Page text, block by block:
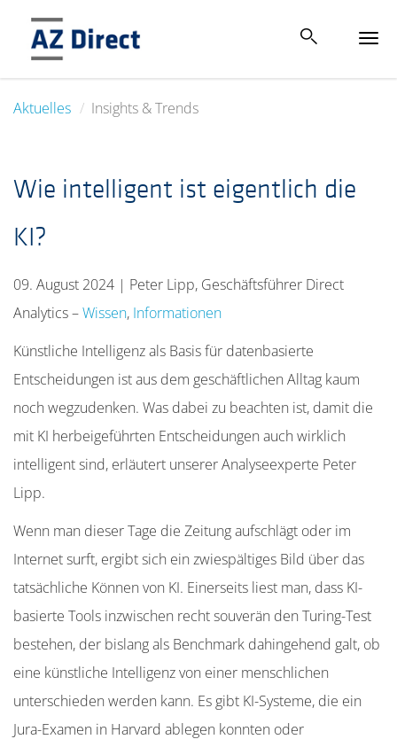
Aktuelles Insights & Trends
Wie intelligent ist eigentlich die
KI?
09. August 2024 | Peter Lipp, Geschäftsführer Direct
Analytics–Wissen, Informationen
Künstliche Intelligenz als Basis für datenbasierte
Entscheidungen ist aus dem geschäftlichen Alltag kaum
noch wegzudenken. Was dabei zu beachten ist, damit die
mit KI herbeigeführten Entscheidungen auch wirklich
intelligent sind, erläutert unserer Analyseexperte Peter
Lipp.
Wenn man dieser Tage die Zeitung aufschlägt oder im
Internet surft, ergibt sich ein zwiespältiges Bild über das
tatsächliche Können von KI. Einerseits liest man, dass KI-
basierte Tools inzwischen recht souverän den Turing-Test
bestehen, der bislang als Benchmark dahingehend galt, ob
eine künstliche Intelligenz von einer menschlichen
unterschieden werden kann. Es gibt KI-Systeme, die ein
Jura-Examen in Harvard ablegen konnten oder